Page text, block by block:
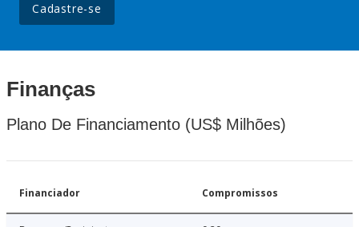
Cadastre-se
Finanças
Plano De Financiamento (US$ Milhões)
Financiador Compromissos